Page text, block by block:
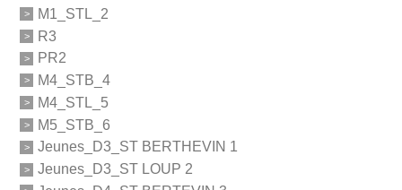
M1_STL_2
R3
PR2
M4_STB_4
M4_STL_5
M5_STB_6
Jeunes_D3_ST BERTHEVIN 1
Jeunes_D3_ST LOUP 2